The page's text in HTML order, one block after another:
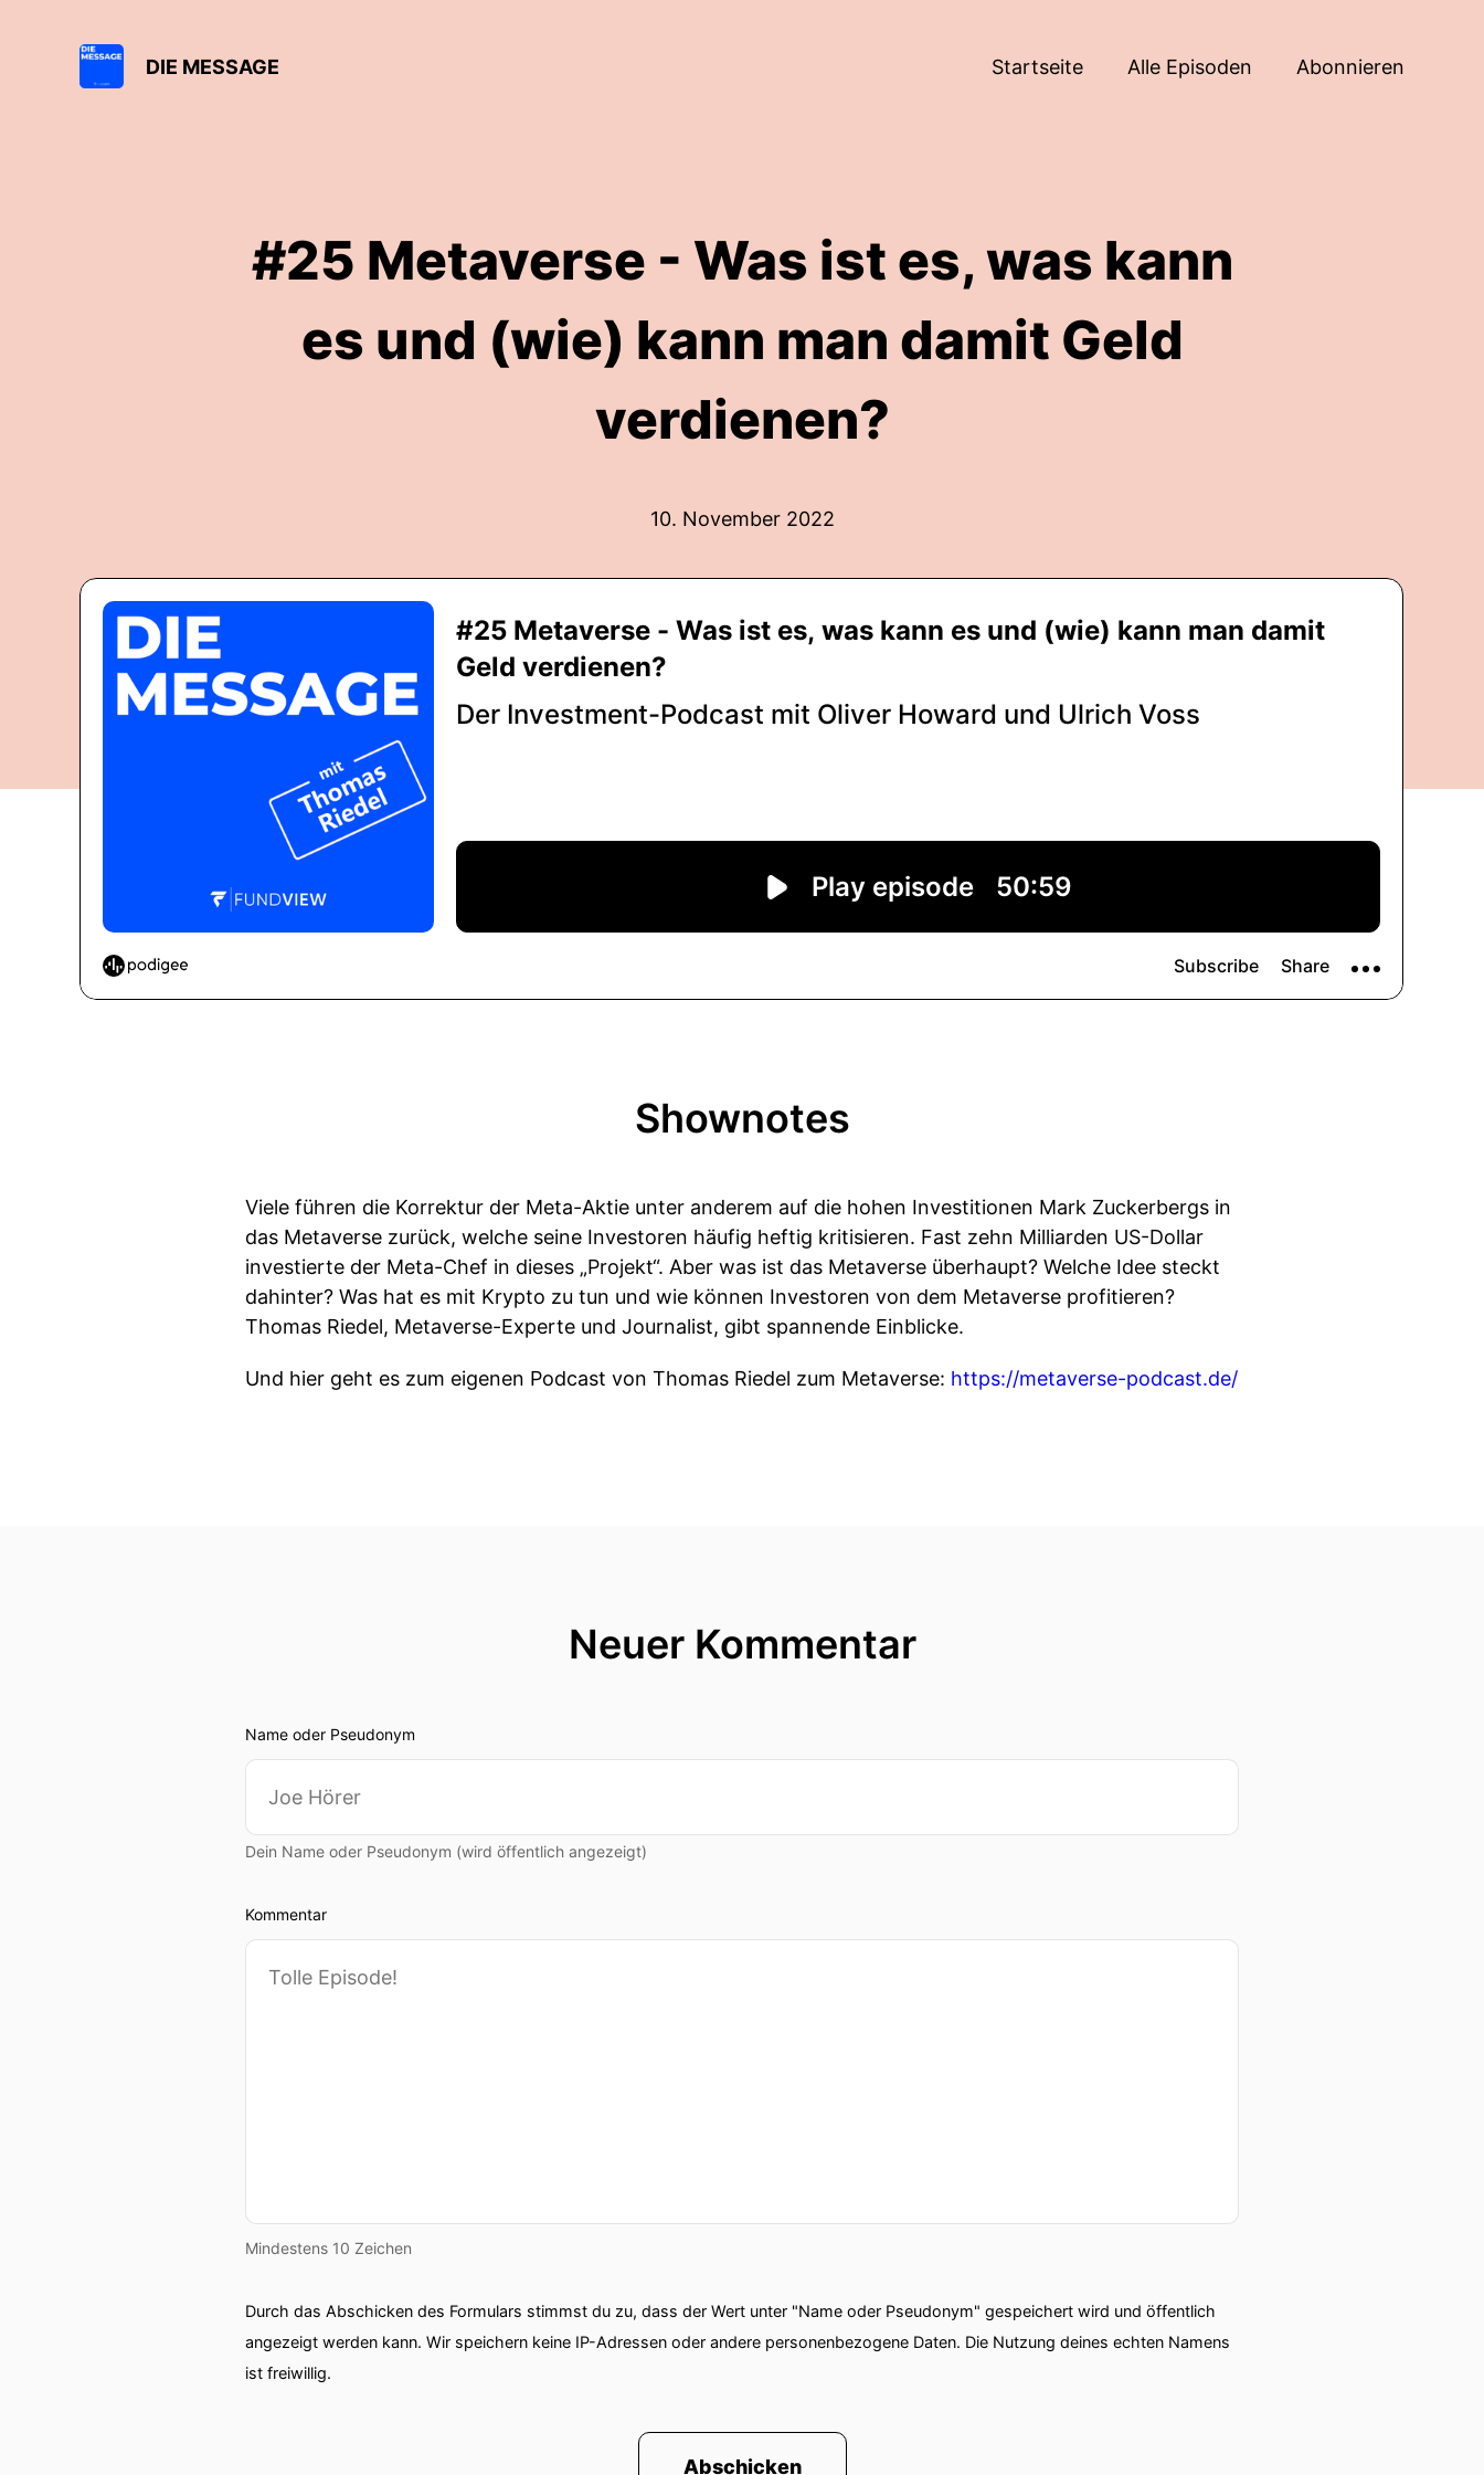
DIE MESSAGE Startseite Alle Episoden Abonnieren
#25 Metaverse - Was ist es, was kann
es und (wie) kann man damit Geld
verdienen?
10. November 2022
Shownotes
Viele führen die Korrektur der Meta-Aktie unter anderem auf die hohen Investitionen Mark Zuckerbergs in
das Metaverse zurück, welche seine Investoren häufig heftig kritisieren. Fast zehn Milliarden US-Dollar
investierte der Meta-Chef in dieses „Projekt“. Aber was ist das Metaverse überhaupt? Welche Idee steckt
dahinter? Was hat es mit Krypto zu tun und wie können Investoren von dem Metaverse profitieren?
Thomas Riedel, Metaverse-Experte und Journalist, gibt spannende Einblicke.
Und hier geht es zum eigenen Podcast von Thomas Riedel zum Metaverse: https://metaverse-podcast.de/
Neuer Kommentar
Name oder Pseudonym
Dein Name oder Pseudonym (wird öffentlich angezeigt)
Kommentar
Mindestens 10 Zeichen
Durch das Abschicken des Formulars stimmst du zu, dass der Wert unter "Name oder Pseudonym" gespeichert wird und öffentlich
angezeigt werden kann. Wir speichern keine IP-Adressen oder andere personenbezogene Daten. Die Nutzung deines echten Namens
ist freiwillig.
Abschicken